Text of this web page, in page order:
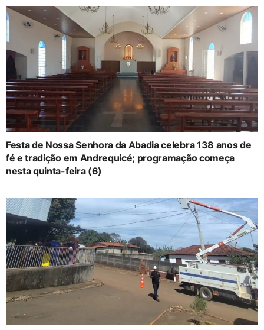
Festa de Nossa Senhora da Abadia celebra 138 anos de
fé e tradição em Andrequicé; programação começa
nesta quinta-feira (6)